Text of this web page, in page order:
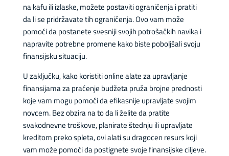
na kafu ili izlaske, možete postaviti ograničenja i pratiti
da li se pridržavate tih ograničenja. Ovo vam može
pomoći da postanete svesniji svojih potrošačkih navika i
napravite potrebne promene kako biste poboljšali svoju
finansijsku situaciju.
U zaključku, kako koristiti online alate za upravljanje
finansijama za praćenje budžeta pruža brojne prednosti
koje vam mogu pomoći da efikasnije upravljate svojim
novcem. Bez obzira na to da li želite da pratite
svakodnevne troškove, planirate štednju ili upravljate
kreditom preko spleta, ovi alati su dragocen resurs koji
vam može pomoći da postignete svoje finansijske ciljeve.